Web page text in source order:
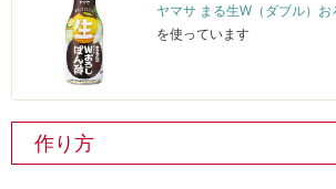
ヤマサ まる生W（ダブル）
を使っています
作り方